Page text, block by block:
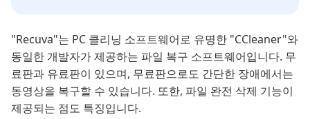
"Recuva"는 PC 클리닝 소프트웨어로 유명한 "CCleaner"와
동일한 개발자가 제공하는 파일 복구 소프트웨어입니다. 무
료판과 유료판이 있으며, 무료판으로도 간단한 장애에서는
동영상을 복구할 수 있습니다. 또한, 파일 완전 삭제 기능이
제공되는 점도 특징입니다.